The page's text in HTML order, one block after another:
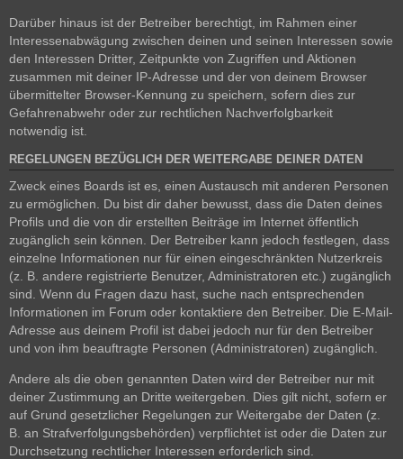
Darüber hinaus ist der Betreiber berechtigt, im Rahmen einer
Interessenabwägung zwischen deinen und seinen Interessen sowie
den Interessen Dritter, Zeitpunkte von Zugriffen und Aktionen
zusammen mit deiner IP-Adresse und der von deinem Browser
übermittelter Browser-Kennung zu speichern, sofern dies zur
Gefahrenabwehr oder zur rechtlichen Nachverfolgbarkeit
notwendig ist.
REGELUNGEN BEZÜGLICH DER WEITERGABE DEINER DATEN
Zweck eines Boards ist es, einen Austausch mit anderen Personen
zu ermöglichen. Du bist dir daher bewusst, dass die Daten deines
Profils und die von dir erstellten Beiträge im Internet öffentlich
zugänglich sein können. Der Betreiber kann jedoch festlegen, dass
einzelne Informationen nur für einen eingeschränkten Nutzerkreis
(z. B. andere registrierte Benutzer, Administratoren etc.) zugänglich
sind. Wenn du Fragen dazu hast, suche nach entsprechenden
Informationen im Forum oder kontaktiere den Betreiber. Die E-Mail-
Adresse aus deinem Profil ist dabei jedoch nur für den Betreiber
und von ihm beauftragte Personen (Administratoren) zugänglich.
Andere als die oben genannten Daten wird der Betreiber nur mit
deiner Zustimmung an Dritte weitergeben. Dies gilt nicht, sofern er
auf Grund gesetzlicher Regelungen zur Weitergabe der Daten (z.
B. an Strafverfolgungsbehörden) verpflichtet ist oder die Daten zur
Durchsetzung rechtlicher Interessen erforderlich sind.